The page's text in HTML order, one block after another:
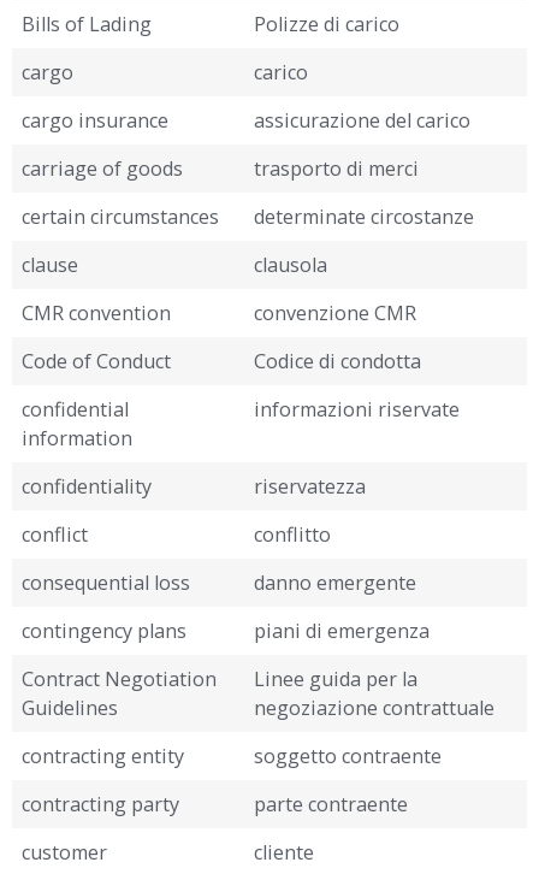
Bills of Lading
Polizze di carico
cargo
carico
cargo insurance
assicurazione del carico
carriage of goods
trasporto di merci
certain circumstances
determinate circostanze
clause
clausola
CMR convention
convenzione CMR
Code of Conduct
Codice di condotta
confidential
information
informazioni riservate
confidentiality
riservatezza
conflict
conflitto
consequential loss
danno emergente
contingency plans
piani di emergenza
Contract Negotiation
Guidelines
Linee guida per la
negoziazione contrattuale
contracting entity
soggetto contraente
contracting party
parte contraente
customer
cliente